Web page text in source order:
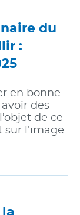
du
:
en bonne
des
de ce
l’image